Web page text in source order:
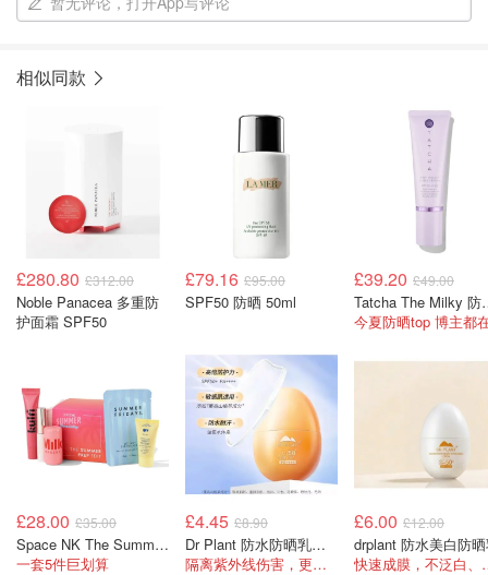
相似同款
£280.80 £312.00
Noble Panacea 多重防
护面霜 SPF50
£79.16 £95.00
SPF50 防晒 50ml
£39.20 £49.00
Tatcha
今夏防晒top 博主都
£28.00 £35.00
Space NK The Summer Prep Edit 夏日护理套装
一套5件巨划算
£4.45 £8.90
Dr Plant 防水防晒乳液 轻薄型
隔离紫外线伤害，更兼顾保湿修护
£6.00 £12.00
drplant 防水美白防
快速成膜